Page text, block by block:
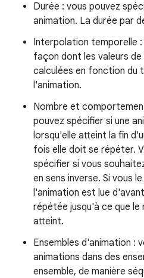
Durée : vous pouvez
animation. La durée par
Interpolation temporelle
façon dont les valeurs
calculées en fonction du
l'animation.
Nombre et
pouvez spécifier si une
lorsqu'elle atteint la fin
fois elle doit se répéter.
spécifier si vous
en sens inverse. Si vous
l'animation est lue
répétée jusqu'à ce que
atteint.
Ensembles d'animation :
animations dans des
ensemble, de manière